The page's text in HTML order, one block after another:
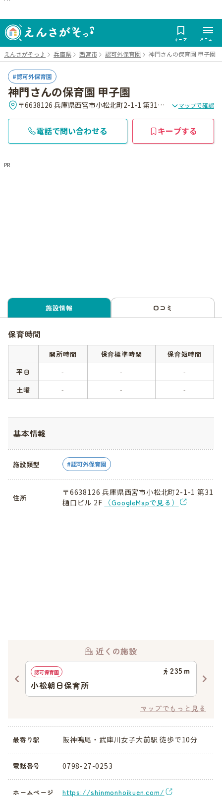
キープ メニュー
えんさがそっ♪ 兵庫県 西宮市 認可外保育園 神門さんの保育園 甲子園
認可外保育園
神門さんの保育園 甲子園
〒6638126 兵庫県西宮市小松北町2-1-1 第31樋口ビル 2F マップで確認
電話で問い合わせる キープする
PR
施設情報 口コミ
保育時間
開所時間 保育標準時間
保育短時間
平日
- -
-
土曜
- - -
基本情報
施設類型 認可外保育園
住所
〒6638126 兵庫県西宮市小松北町2-1-1 第31
樋口ビル 2F
（GoogleMapで見る）
近くの施設
認可保育園 235 ｍ
小松朝日保育所
マップでもっと見る
最寄り駅 阪神鳴尾・武庫川女子大前駅 徒歩で10分
電話番号 0798-27-0253
ホームページ https://shinmonhoikuen.com/